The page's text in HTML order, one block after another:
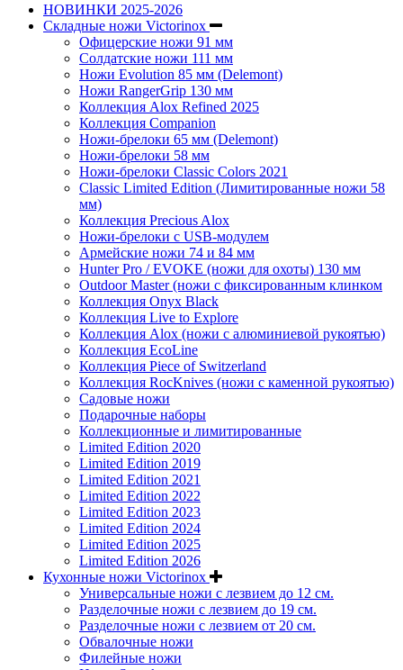
НОВИНКИ 2025-2026
Складные ножи Victorinox
Офицерские ножи 91 мм
Солдатские ножи 111 мм
Ножи Evolution 85 мм (Delemont)
Ножи RangerGrip 130 мм
Коллекция Alox Refined 2025
Коллекция Companion
Ножи-брелоки 65 мм (Delemont)
Ножи-брелоки 58 мм
Ножи-брелоки Classic Colors 2021
Classic Limited Edition (Лимитированные ножи 58
мм)
Коллекция Precious Alox
Ножи-брелоки с USB-модулем
Армейские ножи 74 и 84 мм
Hunter Pro / EVOKE (ножи для охоты) 130 мм
Outdoor Master (ножи с фиксированным клинком
Коллекция Onyx Black
Коллекция Live to Explore
Коллекция Alox (ножи с алюминиевой рукоятью)
Коллекция EcoLine
Коллекция Piece of Switzerland
Коллекция RocKnives (ножи с каменной рукоятью)
Садовые ножи
Подарочные наборы
Коллекционные и лимитированные
Limited Edition 2020
Limited Edition 2019
Limited Edition 2021
Limited Edition 2022
Limited Edition 2023
Limited Edition 2024
Limited Edition 2025
Limited Edition 2026
Кухонные ножи Victorinox
Универсальные ножи с лезвием до 12 см.
Разделочные ножи с лезвием до 19 см.
Разделочные ножи с лезвием от 20 см.
Обвалочные ножи
Филейные ножи